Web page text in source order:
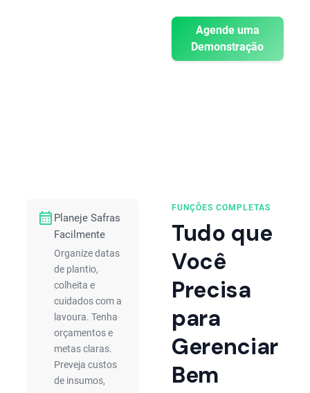
Agende uma
Demonstração
FUNÇÕES COMPLETAS
Tudo que
Você
Precisa
para
Gerenciar
Bem
calendar_month Planeje Safras
Facilmente
Organize datas
de plantio,
colheita e
cuidados com a
lavoura. Tenha
orçamentos e
metas claras.
Preveja custos
de insumos,